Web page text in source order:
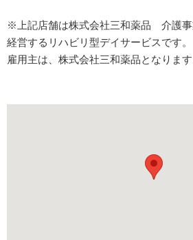
※上記店舗は株式会社三和薬品 介護事
経営するリハビリ型デイサービスです。
雇用主は、株式会社三和薬品となります